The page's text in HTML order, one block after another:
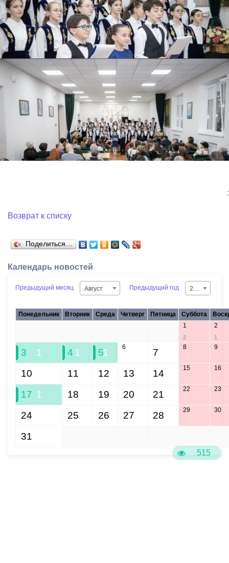
515
:
Возврат к списку
Поделиться…
Календарь новостей
Предыдущий месяц Август Предыдущий год 2026
Понедельник Вторник Среда Четверг Пятница Суббота
1
2
2
1
3 1 4 1 51 6 7 8 9
10 11 12 13 14 15 16
17 1 18 19 20 21 22 23
24 25 26 27 28 29 30
31